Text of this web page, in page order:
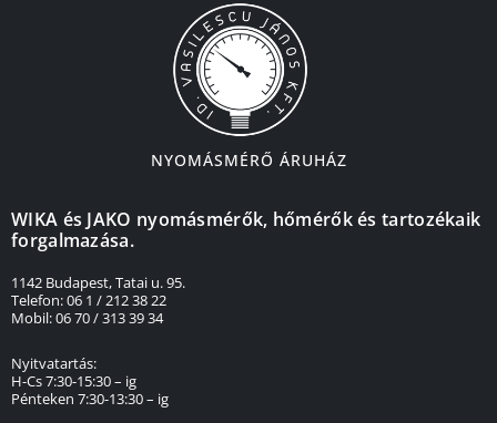
NYOMÁSMÉRŐ ÁRUHÁZ
WIKA és JAKO nyomásmérők, hőmérők és tartozékaik
forgalmazása.
1142 Budapest, Tatai u. 95.
Telefon: 06 1 / 212 38 22
Mobil: 06 70 / 313 39 34
Nyitvatartás:
H-Cs 7:30-15:30 – ig
Pénteken 7:30-13:30 – ig